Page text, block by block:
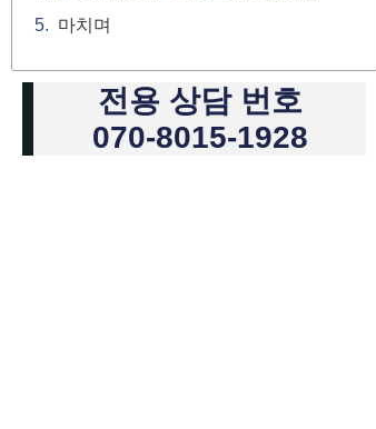
마치며
전용 상담 번호
070-8015-1928